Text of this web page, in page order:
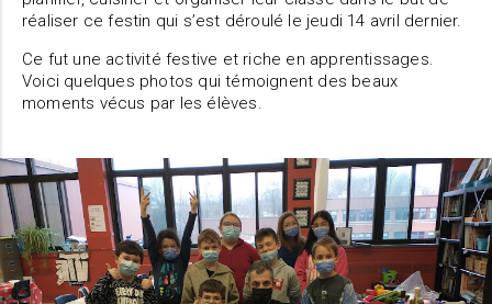
réaliser ce festin qui s’est déroulé le jeudi 14 avril dernier.
Ce fut une activité festive et riche en apprentissages.
Voici quelques photos qui témoignent des beaux
moments vécus par les élèves.